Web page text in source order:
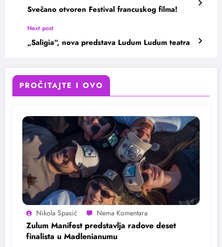
Svečano otvoren Festival francuskog filma!
Next post
„Saligia“, nova predstava Ludum Ludum teatra
PROČITAJTE I OVO
Nikola Spasić
Zulum Manifest predstavlja radove deset
finalista u Madlenianumu